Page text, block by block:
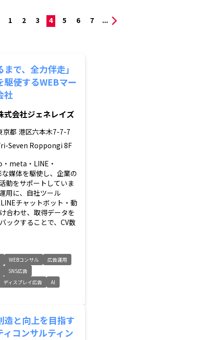
1 2 3 4 5 6 7 ...
で、全力伴走」
駆使するWEBマー
社
式会社ジェネレイズ
京都 港区六本木7-7-7
Seven Roppongi 8F
meta・LINE・
媒体を駆使し、企業の
動をサポートしていま
用に、自社ツール
チャットボット・動
合わせ、取得データを
ックすることで、CV数
WEBコンサル
広告運用
SNS広告
ディスプレイ広告
AI
造と向上を目指す
ィコンサルティン